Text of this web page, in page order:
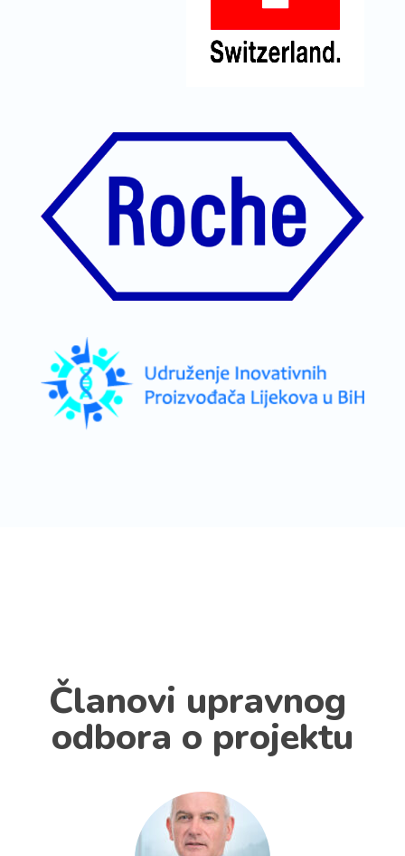
Članovi upravnog
odbora o projektu